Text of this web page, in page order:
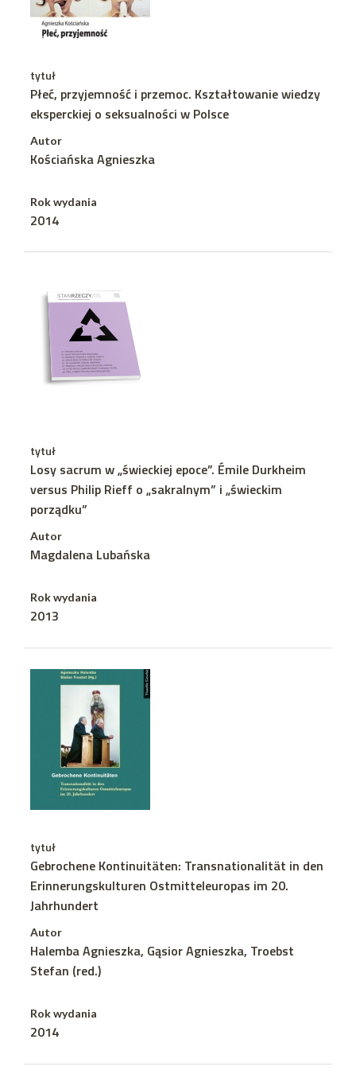
tytuł
Płeć, przyjemność i przemoc. Kształtowanie wiedzy
eksperckiej o seksualności w Polsce
Autor
Kościańska Agnieszka
Rok wydania
2014
tytuł
Losy sacrum w „świeckiej epoce”. Émile Durkheim
versus Philip Rieff o „sakralnym” i „świeckim
porządku”
Autor
Magdalena Lubańska
Rok wydania
2013
tytuł
Gebrochene Kontinuitäten: Transnationalität in den
Erinnerungskulturen Ostmitteleuropas im 20.
Jahrhundert
Autor
Halemba Agnieszka, Gąsior Agnieszka, Troebst
Stefan (red.)
Rok wydania
2014